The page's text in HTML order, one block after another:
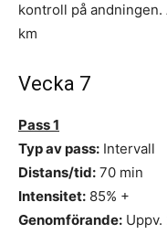
kontroll på
km
Vecka 7
Pass 1
Typ av pass: Intervall
Distans/tid: 70 min
Intensitet: 85% +
Genomförande: